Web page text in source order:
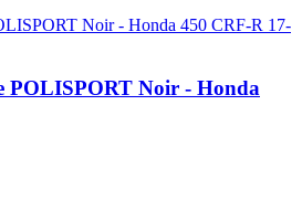
POLISPORT Noir - Honda